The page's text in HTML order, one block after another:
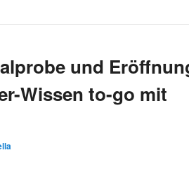
und
Wissen to-go mit